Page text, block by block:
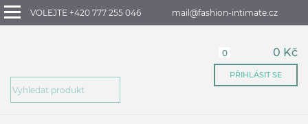
VOLEJTE +420 777 255 046 mail@fashion-intimate.cz
0 0 Kč
PŘIHLÁSIT SE